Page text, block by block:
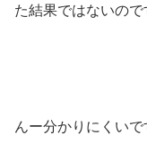
た結果ではないので
んー分かりにくいで